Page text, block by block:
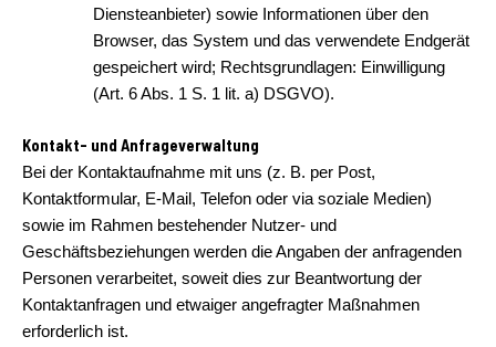
Diensteanbieter) sowie Informationen über den
Browser, das System und das verwendete Endgerät
gespeichert wird; Rechtsgrundlagen: Einwilligung
(Art. 6 Abs. 1 S. 1 lit. a) DSGVO).
Kontakt- und Anfrageverwaltung
Bei der Kontaktaufnahme mit uns (z. B. per Post,
Kontaktformular, E-Mail, Telefon oder via soziale Medien)
sowie im Rahmen bestehender Nutzer- und
Geschäftsbeziehungen werden die Angaben der anfragenden
Personen verarbeitet, soweit dies zur Beantwortung der
Kontaktanfragen und etwaiger angefragter Maßnahmen
erforderlich ist.